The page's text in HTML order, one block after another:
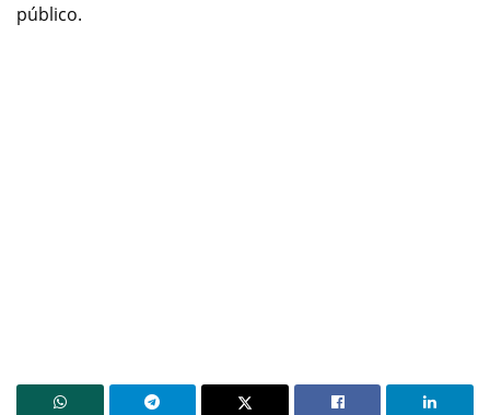
público.